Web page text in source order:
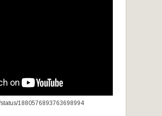
status/1880576893763698994